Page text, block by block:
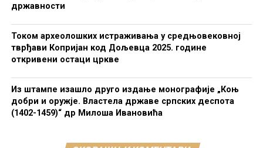
државности
Током археолошких истраживања у средњовековној
тврђави Копријан код Дољевца 2025. године
откривени остаци цркве
Из штампе изашло друго издање монографије „Коњ
добри и оружје. Властела државе српских деспота
(1402-1459)“ др Милоша Ивановића